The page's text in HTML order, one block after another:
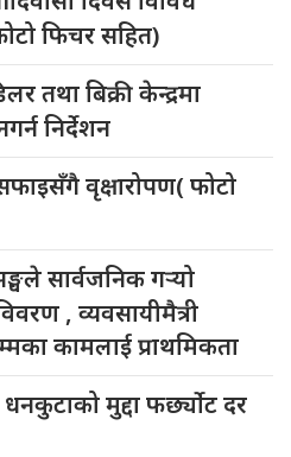
फिचर सहित)
तथा बिक्री केन्द्रमा
निर्देशन
वृक्षारोपण( फोटो
सार्वजनिक गर्‍यो
, व्यवसायीमैत्री
कामलाई प्राथमिकता
मुद्दा फर्छ्योट दर